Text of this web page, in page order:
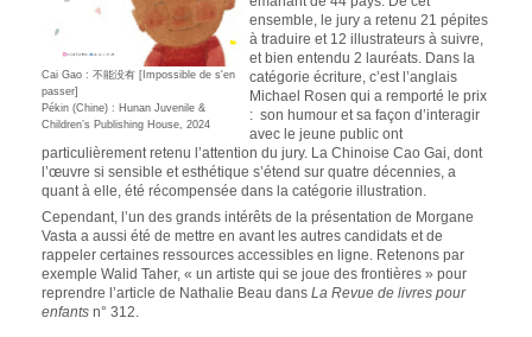
Cai Gao : 不能没有 [Impossible de s'en
passer]
Pékin (Chine) : Hunan Juvenile &
Children’s Publishing House, 2024
ensemble, le jury a retenu 21 pépites
à traduire et 12 illustrateurs à suivre,
et bien entendu 2 lauréats. Dans la
catégorie écriture, c’est l’anglais
Michael Rosen qui a remporté le prix
: son humour et sa façon d’interagir
avec le jeune public ont
particulièrement retenu l’attention du jury. La Chinoise Cao Gai, dont
l’œuvre si sensible et esthétique s’étend sur quatre décennies, a
quant à elle, été récompensée dans la catégorie illustration.
Cependant, l’un des grands intérêts de la présentation de Morgane
Vasta a aussi été de mettre en avant les autres candidats et de
rappeler certaines ressources accessibles en ligne. Retenons par
exemple Walid Taher, « un artiste qui se joue des frontières » pour
reprendre l’article de Nathalie Beau dans La Revue de livres pour
enfants n° 312.